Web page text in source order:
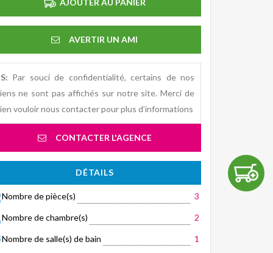
AJOUTER AU PANIER
AVERTIR UN AMI
Par souci de confidentialité, certains de nos
ne sont pas affichés sur notre site. Merci de
vouloir nous contacter pour plus d’informations
CONTACTER L'AGENCE
DÉTAILS
Nombre de pièce(s) 3
Nombre de chambre(s) 2
Nombre de salle(s) de bain 1